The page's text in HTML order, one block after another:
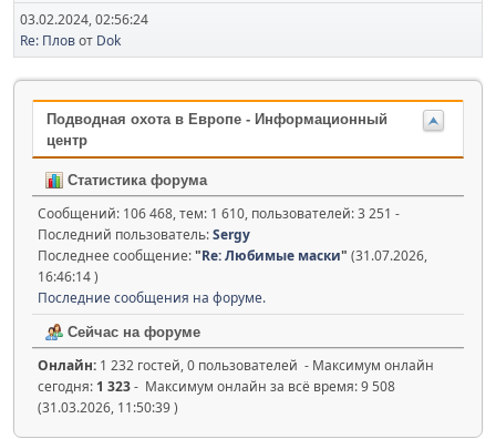
03.02.2024, 02:56:24
Re: Пловот Dok
Подводная охота в Европе - Информационный
центр
Статистика форума
Сообщений: 106 468, тем: 1 610, пользователей: 3 251 -
Последний пользователь:Sergy
Последнее сообщение:"Re: Любимые маски" (31.07.2026,
16:46:14 )
Последние сообщения на форуме.
Сейчас на форуме
Онлайн: 1 232 гостей, 0 пользователей - Максимум онлайн
сегодня: 1 323- Максимум онлайн за всё время: 9 508
(31.03.2026, 11:50:39 )